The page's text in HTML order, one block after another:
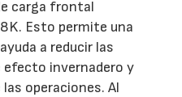
carga frontal
Esto permite una
a reducir las
efecto invernadero y
operaciones. Al